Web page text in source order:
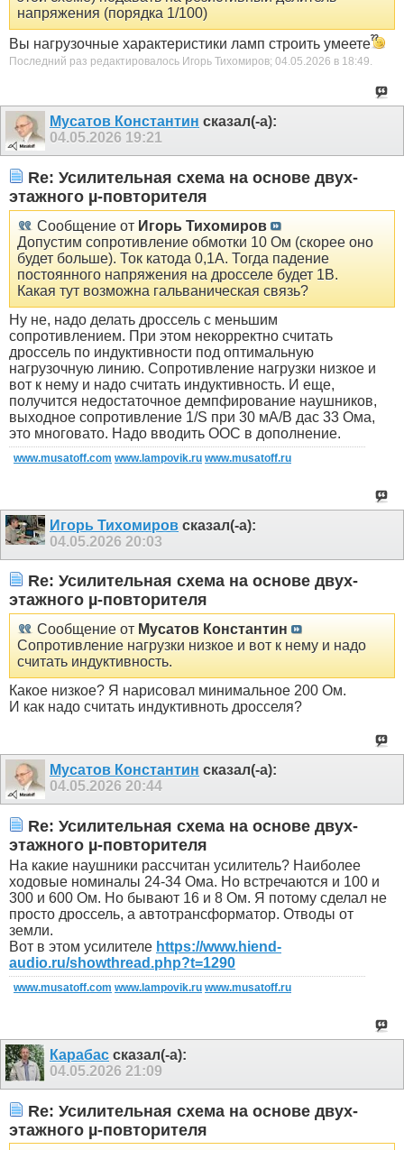
напряжения (порядка 1/100)
Вы нагрузочные характеристики ламп строить умеете
Последний раз редактировалось Игорь Тихомиров; 04.05.2026 в 18:49.
Мусатов Константин сказал(-а):
04.05.2026 19:21
Re: Усилительная схема на основе двух-
этажного µ-повторителя
Сообщение от Игорь Тихомиров
Допустим сопротивление обмотки 10 Ом (скорее оно
будет больше). Ток катода 0,1А. Тогда падение
постоянного напряжения на дросселе будет 1В.
Какая тут возможна гальваническая связь?
Ну не, надо делать дроссель с меньшим
сопротивлением. При этом некорректно считать
дроссель по индуктивности под оптимальную
нагрузочную линию. Сопротивление нагрузки низкое и
вот к нему и надо считать индуктивность. И еще,
получится недостаточное демпфирование наушников,
выходное сопротивление 1/S при 30 мА/В дас 33 Ома,
это многовато. Надо вводить ООС в дополнение.
www.musatoff.com www.lampovik.ru www.musatoff.ru
Игорь Тихомиров сказал(-а):
04.05.2026 20:03
Re: Усилительная схема на основе двух-
этажного µ-повторителя
Сообщение от Мусатов Константин
Сопротивление нагрузки низкое и вот к нему и надо
считать индуктивность.
Какое низкое? Я нарисовал минимальное 200 Ом.
И как надо считать индуктивноть дросселя?
Мусатов Константин сказал(-а):
04.05.2026 20:44
Re: Усилительная схема на основе двух-
этажного µ-повторителя
На какие наушники рассчитан усилитель? Наиболее
ходовые номиналы 24-34 Ома. Но встречаются и 100 и
300 и 600 Ом. Но бывают 16 и 8 Ом. Я потому сделал не
просто дроссель, а автотрансформатор. Отводы от
земли.
Вот в этом усилителе https://www.hiend-
audio.ru/showthread.php?t=1290
www.musatoff.com www.lampovik.ru www.musatoff.ru
Карабас сказал(-а):
04.05.2026 21:09
Re: Усилительная схема на основе двух-
этажного µ-повторителя